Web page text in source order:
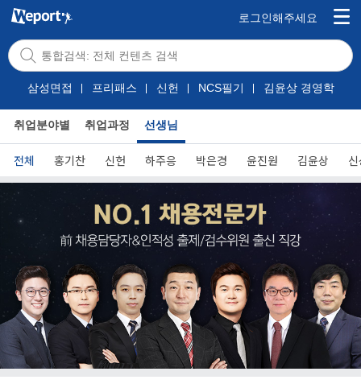
로그인해주세요
삼성면접 프리패스 신헌 NCS필기 김윤상 경영학
취업분야별 취업과정 선생님